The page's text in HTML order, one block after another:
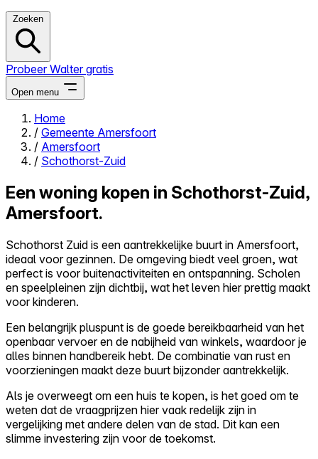
Zoeken
Probeer Walter gratis
Open menu
Close menu
Zelf kopen
Reviews
Prijzen
Log in
Probeer Walter gratis
Home
/ Gemeente Amersfoort
/ Amersfoort
/ Schothorst-Zuid
Een woning kopen in Schothorst-Zuid,
Amersfoort.
Schothorst Zuid is een aantrekkelijke buurt in Amersfoort,
ideaal voor gezinnen. De omgeving biedt veel groen, wat
perfect is voor buitenactiviteiten en ontspanning. Scholen
en speelpleinen zijn dichtbij, wat het leven hier prettig maakt
voor kinderen.
Een belangrijk pluspunt is de goede bereikbaarheid van het
openbaar vervoer en de nabijheid van winkels, waardoor je
alles binnen handbereik hebt. De combinatie van rust en
voorzieningen maakt deze buurt bijzonder aantrekkelijk.
Als je overweegt om een huis te kopen, is het goed om te
weten dat de vraagprijzen hier vaak redelijk zijn in
vergelijking met andere delen van de stad. Dit kan een
slimme investering zijn voor de toekomst.